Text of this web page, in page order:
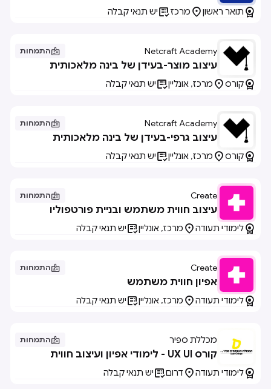
באינטראקצית אדם-מחשב
 תואר ראשון מרכזיש תנאי קבלה
Netcraft Academy
התמחות
עיצוב מוצר-בעידן של בינה מלאכותית
קורס מרכז, אונלייןיש תנאי קבלה
Netcraft Academy
התמחות
עיצוב גרפי-בעידן של בינה מלאכותית
קורס מרכז, אונלייןיש תנאי קבלה
Create
התמחות
עיצוב חווית משתמש ובניית פורטפוליו
לימודי תעודה מרכז, אונלייןיש תנאי קבלה
Create
התמחות
אפיון חווית משתמש
לימודי תעודה מרכז, אונלייןיש תנאי קבלה
מכללת ספיר התמחות
קורס UX UI - לימודי אפיון ועיצוב חווית
משתמש
לימודי תעודה דרוםיש תנאי קבלה